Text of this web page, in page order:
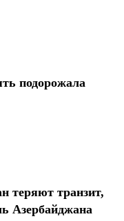
подорожала
теряют транзит,
Азербайджана